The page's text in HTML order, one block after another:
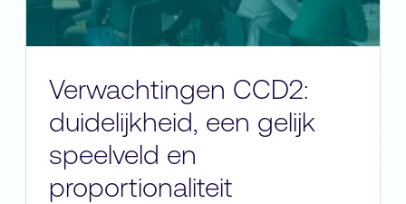
Verwachtingen CCD2:
duidelijkheid, een gelijk
speelveld en
proportionaliteit